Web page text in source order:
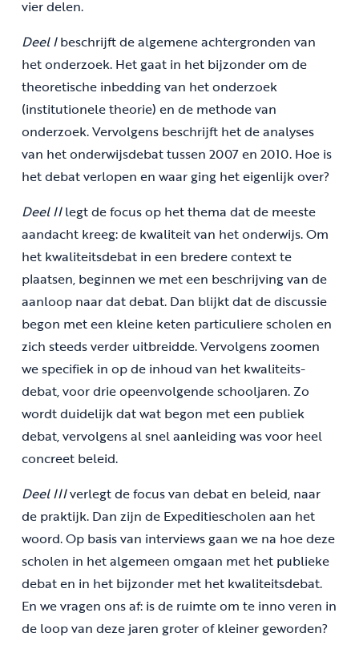
vier delen.
Deel Ibeschrijft de algemene achtergronden van
het onderzoek. Het gaat in het bijzonder om de
theoretische inbedding van het onderzoek
(institutionele theorie) en de methode van
onderzoek. Vervolgens beschrijft het de analyses
van het onderwijsdebat tussen 2007 en 2010. Hoe is
het debat verlopen en waar ging het eigenlijk over?
Deel IIlegt de focus op het thema dat de meeste
aandacht kreeg: de kwaliteit van het onderwijs. Om
het kwaliteitsdebat in een bredere context te
plaatsen, beginnen we met een beschrijving van de
aanloop naar dat debat. Dan blijkt dat de discussie
begon met een kleine keten particuliere scholen en
zich steeds verder uitbreidde. Vervolgens zoomen
we speci­fiek in op de inhoud van het kwaliteits­
debat, voor drie opeenvolgende schooljaren. Zo
wordt duidelijk dat wat begon met een publiek
debat, vervolgens al snel aanleiding was voor heel
concreet beleid.
Deel IIIverlegt de focus van debat en beleid, naar
de praktijk. Dan zijn de Expeditiescholen aan het
woord. Op basis van interviews gaan we na hoe deze
scholen in het algemeen omgaan met het publieke
debat en in het bijzonder met het kwaliteitsdebat.
En we vragen ons af: is de ruimte om te inno­ veren in
de loop van deze jaren groter of kleiner geworden?